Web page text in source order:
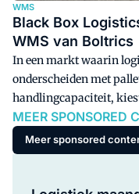
WMS
Black Box
WMS van Boltrics
In een markt waarin
onderscheiden met
handlingcapaciteit,
Almere bewust voor een
standaard
voor klanten waarbij
MEER SPONSORED
Meer sponsored